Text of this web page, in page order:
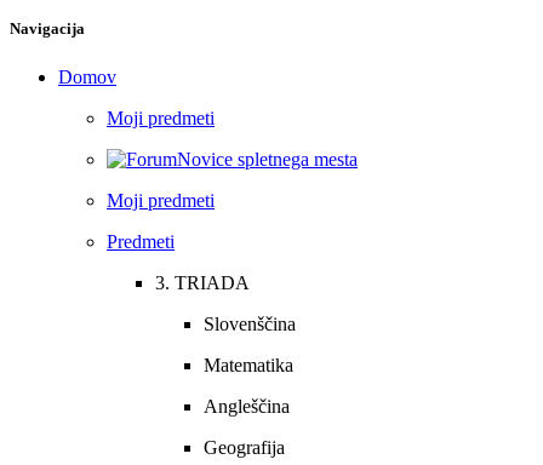
Navigacija
Domov
Moji predmeti
Novice spletnega mesta
Moji predmeti
Predmeti
3. TRIADA
Slovenščina
Matematika
Angleščina
Geografija